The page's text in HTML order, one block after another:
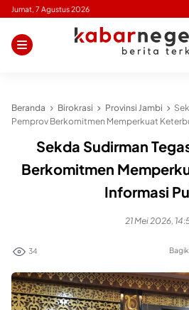
Skip
content
Jumat, 7 Agustus 2026
Beranda Birokrasi Provinsi Jambi
Pemprov Berkomitmen Memperkuat
Sekda Sudirman
Berkomitmen
Informasi
21 Mei 2026,
34